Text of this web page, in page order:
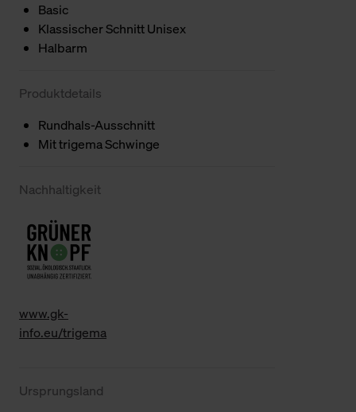
Basic
Klassischer Schnitt Unisex
Halbarm
Produktdetails
Rundhals-Ausschnitt
Mit trigema Schwinge
Nachhaltigkeit
www.gk-
info.eu/trigema
Ursprungsland